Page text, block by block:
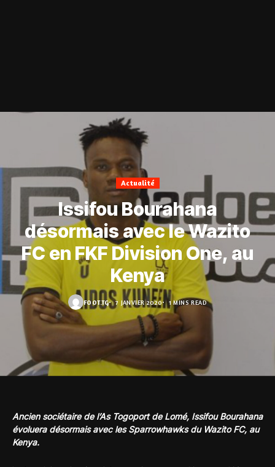
Actualité
Issifou Bourahana
désormais avec le Wazito
FC en FKF Division One, au
Kenya
FOOT.TG 7 JANVIER 2020 1 MINS READ
Ancien sociétaire de l’As Togoport de Lomé, Issifou Bourahana
évoluera désormais avec les Sparrowhawks du Wazito FC, au
Kenya.